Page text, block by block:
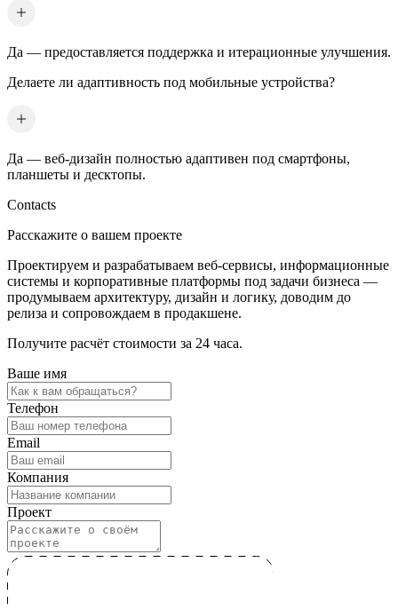
Да — предоставляется поддержка и итерационные улучшения.
Делаете ли адаптивность под мобильные устройства?
Да — веб-дизайн полностью адаптивен под смартфоны,
планшеты и десктопы.
Contacts
Расскажите о вашем проекте
Проектируем и разрабатываем веб-сервисы, информационные
системы и корпоративные платформы под задачи бизнеса —
продумываем архитектуру, дизайн и логику, доводим до
релиза и сопровождаем в продакшене.
Получите расчёт стоимости за 24 часа.
Ваше имя
Телефон
Email
Компания
Проект